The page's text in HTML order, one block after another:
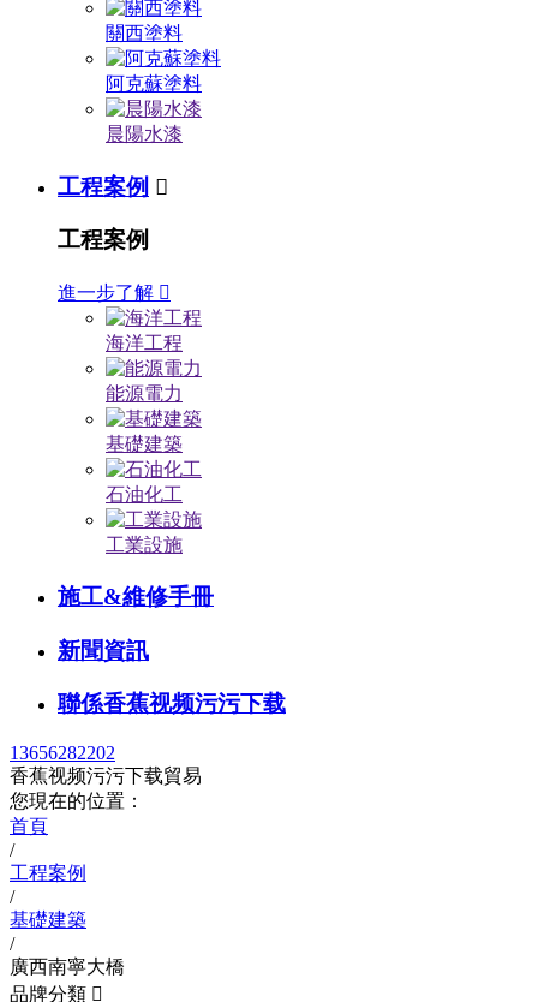
關西塗料
阿克蘇塗料
晨陽水漆
工程案例 
工程案例
進一步了解 
海洋工程
能源電力
基礎建築
石油化工
工業設施
施工&維修手冊
新聞資訊
聯係香蕉视频污污下载
13656282202
香蕉视频污污下载貿易
您現在的位置：
首頁
/
工程案例
/
基礎建築
/
廣西南寧大橋
品牌分類 